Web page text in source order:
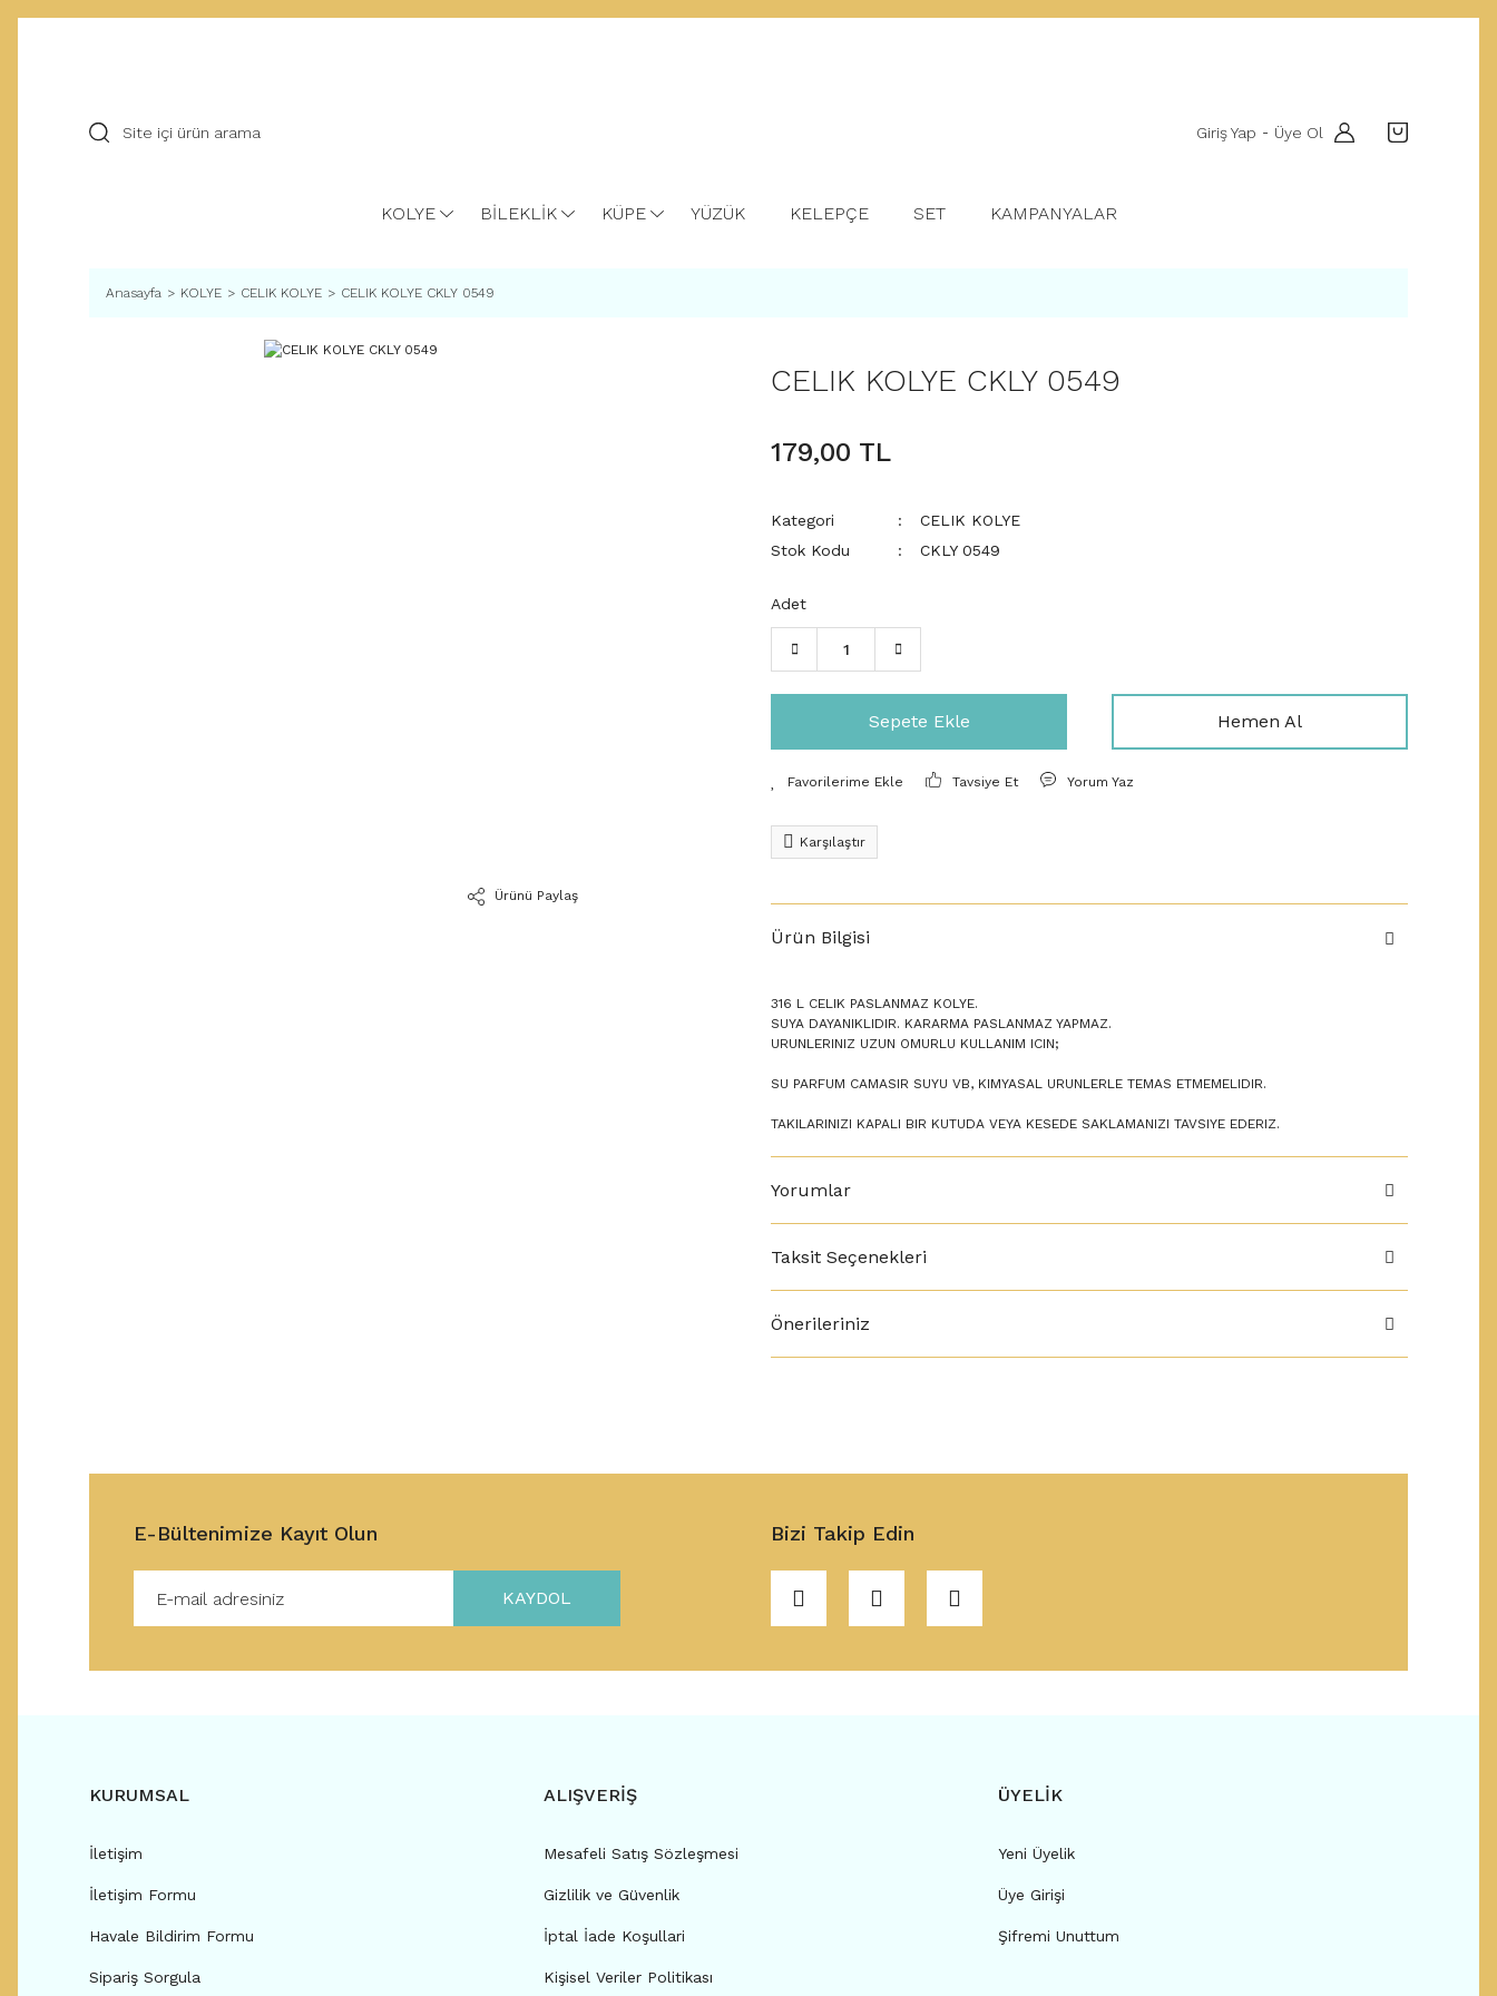
Giriş Yap - Üye Ol
KOLYE BİLEKLİK KÜPE YÜZÜK KELEPÇE SET KAMPANYALAR
Anasayfa KOLYE CELIK KOLYE CELIK KOLYE CKLY 0549
Ürünü Paylaş
CELIK KOLYE CKLY 0549
179,00 TL
Kategori
CELIK KOLYE
Stok Kodu
CKLY 0549
Adet
Sepete Ekle Hemen Al
Tavsiye Et Yorum Yaz
Karşılaştır
Ürün Bilgisi
316 L CELIK PASLANMAZ KOLYE.
SUYA DAYANIKLIDIR. KARARMA PASLANMAZ YAPMAZ.
URUNLERINIZ UZUN OMURLU KULLANIM ICIN;
SU PARFUM CAMASIR SUYU VB, KIMYASAL URUNLERLE TEMAS ETMEMELIDIR.
TAKILARINIZI KAPALI BIR KUTUDA VEYA KESEDE SAKLAMANIZI TAVSIYE EDERIZ.
Yorumlar
Taksit Seçenekleri
Önerileriniz
E-Bültenimize Kayıt Olun
KAYDOL
Bizi Takip Edin
KURUMSAL
İletişim
İletişim Formu
Havale Bildirim Formu
Sipariş Sorgula
ALIŞVERİŞ
Mesafeli Satış Sözleşmesi
Gizlilik ve Güvenlik
İptal İade Koşullari
Kişisel Veriler Politikası
ÜYELİK
Yeni Üyelik
Üye Girişi
Şifremi Unuttum